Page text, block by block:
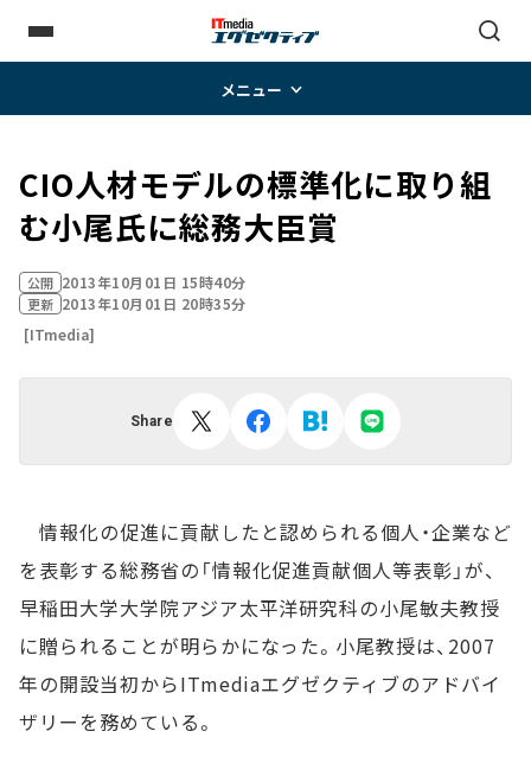
メニュー
CIO人材モデルの標準化に取り組
む小尾氏に総務大臣賞
公開 2013年10月01日 15時40分
更新 2013年10月01日 20時35分
[ITmedia]
Share
情報化の促進に貢献したと認められる個人・企業など
を表彰する総務省の「情報化促進貢献個人等表彰」が、
早稲田大学大学院アジア太平洋研究科の小尾敏夫教授
に贈られることが明らかになった。小尾教授は、2007
年の開設当初からITmediaエグゼクティブのアドバイ
ザリーを務めている。